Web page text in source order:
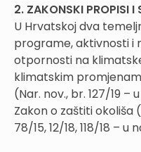
2. ZAKONSKI PROPISI I
U Hrvatskoj dva
programe, aktivnosti i
otpornosti na
klimatskim
(Nar. nov., br. 127/19 –
Zakon o zaštiti okoliša
78/15, 12/18, 118/18 –